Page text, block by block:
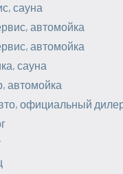
сауна
автомойка
автомойка
сауна
автомойка
официальный